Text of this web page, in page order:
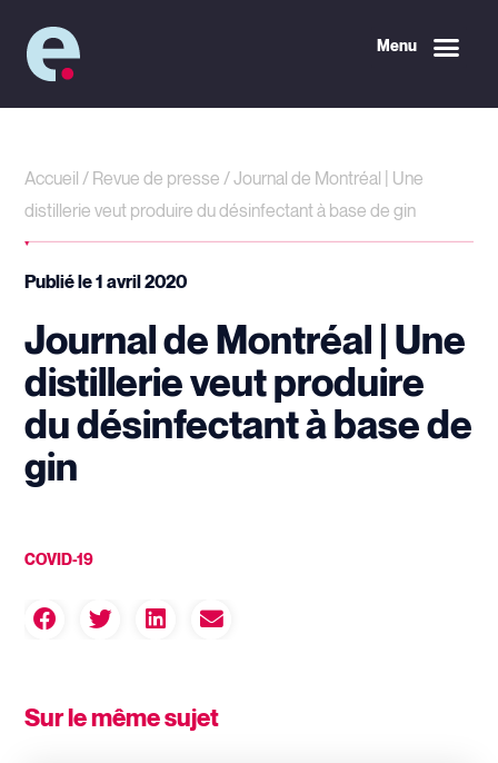
Menu
Accueil / Revue de presse /Journal de Montréal | Une
distillerie veut produire du désinfectant à base de gin
Publié le1 avril 2020
Journal de Montréal | Une
distillerie veut produire
du désinfectant à base de
gin
COVID-19
Sur le même sujet